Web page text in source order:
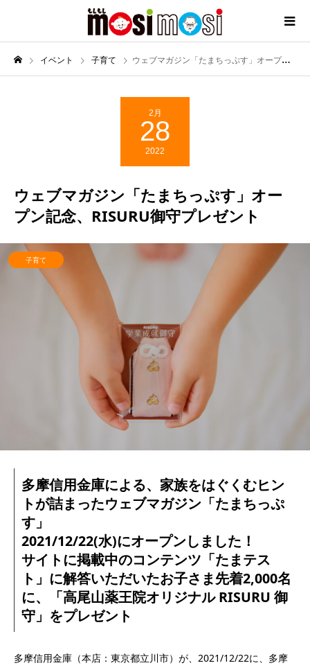
イベント 子育て ウェブマガジン「たまちっぷす」オープン記念、RISURU御守プレゼント
2月
28
2022
ウェブマガジン「たまちっぷす」オー
プン記念、RISURU御守プレゼント
子育て
多摩信用金庫による、家族をはぐくむヒン
トが詰まったウェブマガジン「たまちっぷ
す」
2021/12/22(水)にオープンしました！
サイトに掲載中のコンテンツ「たまテス
ト」に解答いただいたお子さま先着2,000名
に、「高尾山薬王院オリジナル RISURU 御
守」をプレゼント
多摩信用金庫（本店：東京都立川市）が、2021/12/22に、多摩